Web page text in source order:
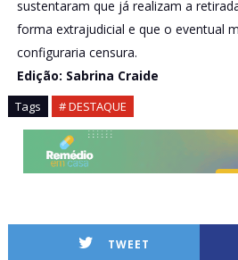
sustentaram que já realizam a
forma extrajudicial e que o eventual
configuraria censura.
Edição: Sabrina Craide
Tags # DESTAQUE
TWEET